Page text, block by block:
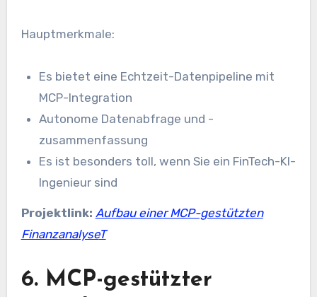
Hauptmerkmale:
Es bietet eine Echtzeit-Datenpipeline mit
MCP-Integration
Autonome Datenabfrage und -
zusammenfassung
Es ist besonders toll, wenn Sie ein FinTech-KI-
Ingenieur sind
Projektlink: Aufbau einer MCP-gestützten
FinanzanalyseT
6. MCP-gestützter